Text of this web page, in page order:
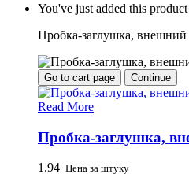
You've just added this
Пробка-заглушка,
Go to cart page Continue
Read More
Пробка-заглушка,
1.94 Цена за штуку